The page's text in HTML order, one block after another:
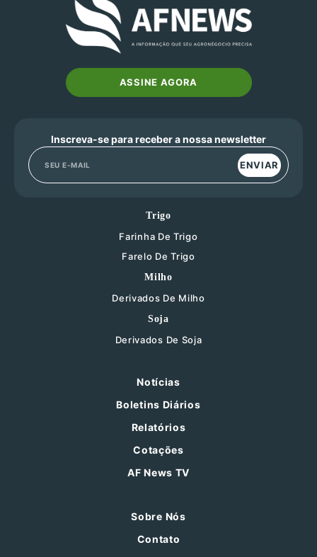
ASSINE AGORA
Inscreva-se para receber a nossa newsletter
ENVIAR
Trigo
Farinha De Trigo
Farelo De Trigo
Milho
Derivados De Milho
Soja
Derivados De Soja
Notícias
Boletins Diários
Relatórios
Cotações
AF News TV
Sobre Nós
Contato